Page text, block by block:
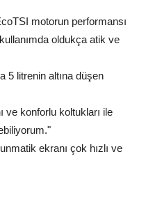
motorun performansı
oldukça atik ve
5 litrenin altına düşen
ve konforlu koltukları ile
ekranı çok hızlı ve